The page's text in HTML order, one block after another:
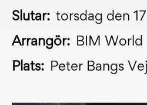
Slutar: torsdag den
Arrangör: BIM World
Plats: Peter Bangs